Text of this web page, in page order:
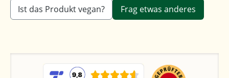
Ist das Produkt vegan?
Frag etwas anderes